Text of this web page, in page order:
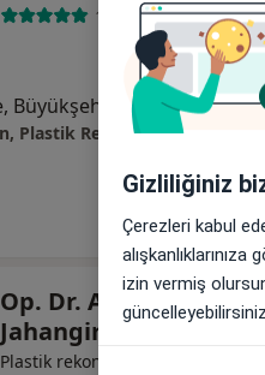
11 görüş
Ekinox Residence, Büyükşehir, Cumhuriyet Cd. E-2 kat Kat 2 Daire 1,, İstanbul•
Op. Dr. Alirza
Jahangirov
Plastik rekonstrüktif ve estetik
Gizliliğiniz
Çerezleri kabul
izin vermiş